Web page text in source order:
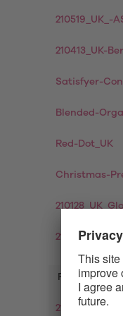
210519_UK_-
210413_UK-
Satisfyer-
Blended-
Red-Dot_UK
Christmas-
FR